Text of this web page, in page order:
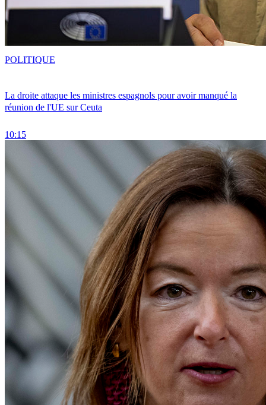
La droite attaque les ministres espagnols pour avoir manqué la
réunion de l'UE sur Ceuta
10:15
POLITIQUE